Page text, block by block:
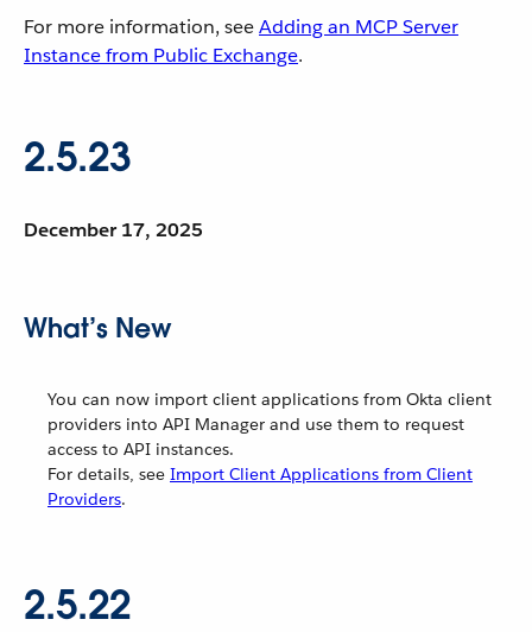
For more information, seeAdding an MCP Server
Instance from Public Exchange.
2.5.23
December 17, 2025
What’s New
You can now import client applications from Okta client
providers into API Manager and use them to request
access to API instances.
For details, see Import Client Applications from Client
Providers.
2.5.22